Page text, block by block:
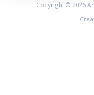
Copyright © 2026